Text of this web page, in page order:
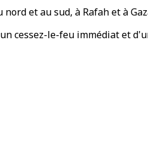
et au sud, à Rafah et à
cessez-le-feu immédiat et